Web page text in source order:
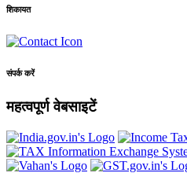
शिकायत
संपर्क करें
महत्वपूर्ण वेबसाइटें